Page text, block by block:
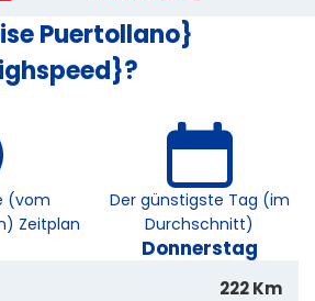
Puertollano}
(vom
Zeitplan
Der günstigste Tag (im
Durchschnitt)
Donnerstag
222 Km